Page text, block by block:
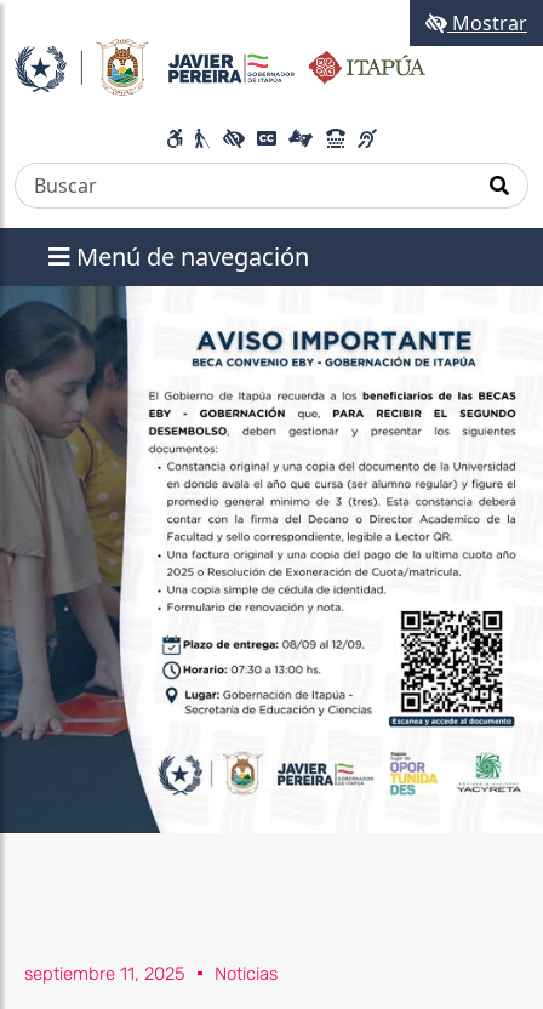
Menú de navegación
Mostrar
septiembre 11, 2025 Noticias